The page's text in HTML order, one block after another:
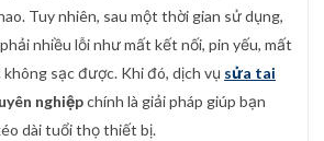
Tuy nhiên, sau một thời gian sử dụng,
nhiều lỗi như mất kết nối, pin yếu, mất
sạc được. Khi đó, dịch vụ sửa tai
nghiệpchính là giải pháp giúp bạn
dài tuổi thọ thiết bị.